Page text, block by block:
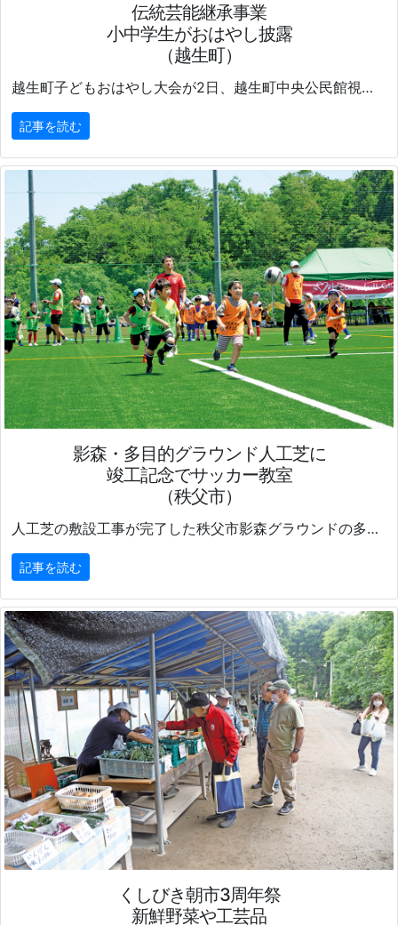
伝統芸能継承事業
小中学生がおはやし披露
（越生町）
越生町子どもおはやし大会が2日、越生町中央公民館視聴覚ホールで開かれた。
記事を読む
影森・多目的グラウンド人工芝に
竣工記念でサッカー教室
（秩父市）
人工芝の敷設工事が完了した秩父市影森グラウンドの多目的グラウンドで5月18日、竣工を記念するセレモニーがあった。
記事を読む
くしびき朝市3周年祭
新鮮野菜や工芸品